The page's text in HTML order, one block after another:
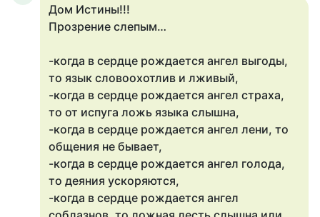
Дом Истины!!!
Прозрение слепым…
-когда в сердце рождается ангел выгоды,
то язык словоохотлив и лживый,
-когда в сердце рождается ангел страха,
то от испуга ложь языка слышна,
-когда в сердце рождается ангел лени, то
общения не бывает,
-когда в сердце рождается ангел голода,
то деяния ускоряются,
-когда в сердце рождается ангел